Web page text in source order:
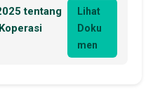
tentang
Lihat
Doku
men